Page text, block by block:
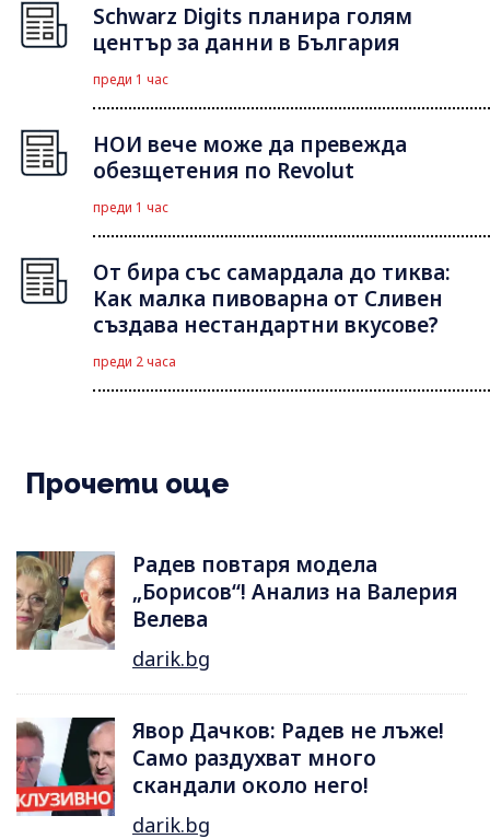
Schwarz Digits планира голям
център за данни в България
преди 1 час
НОИ вече може да превежда
обезщетения по Revolut
преди 1 час
От бира със самардала до тиква:
Как малка пивоварна от Сливен
създава нестандартни вкусове?
преди 2 часа
Прочети още
Радев повтаря модела
„Борисов“! Анализ на Валерия
Велева
darik.bg
Явор Дачков: Радев не лъже!
Само раздухват много
скандали около него!
darik.bg